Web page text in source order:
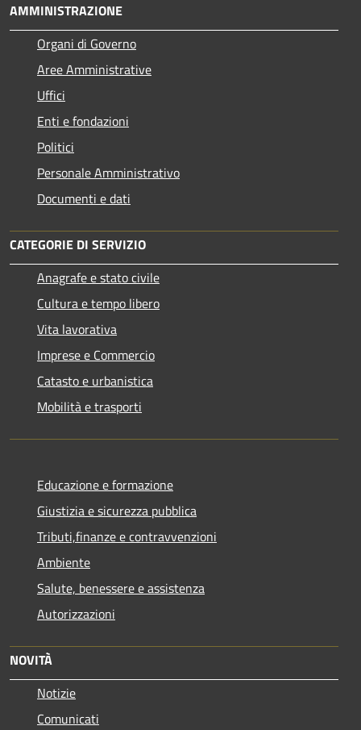
AMMINISTRAZIONE
Organi di Governo
Aree Amministrative
Uffici
Enti e fondazioni
Politici
Personale Amministrativo
Documenti e dati
CATEGORIE DI SERVIZIO
Anagrafe e stato civile
Cultura e tempo libero
Vita lavorativa
Imprese e Commercio
Catasto e urbanistica
Mobilità e trasporti
Educazione e formazione
Giustizia e sicurezza pubblica
Tributi,finanze e contravvenzioni
Ambiente
Salute, benessere e assistenza
Autorizzazioni
NOVITÀ
Notizie
Comunicati